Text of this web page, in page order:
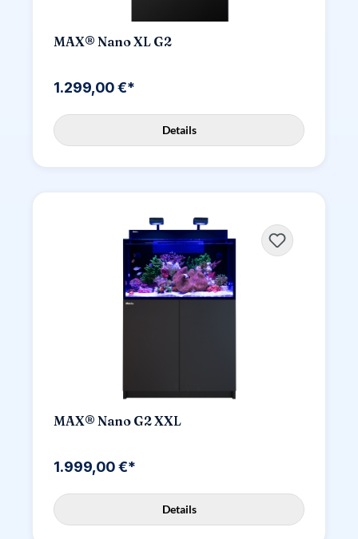
MAX® Nano XL G2
1.299,00 €*
Details
MAX® Nano G2 XXL
1.999,00 €*
Details